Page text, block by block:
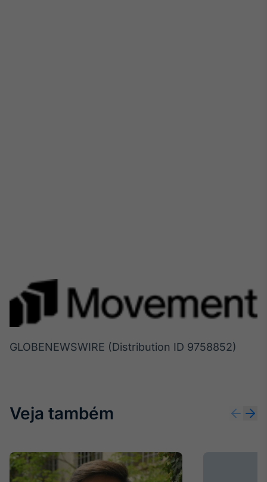
GLOBENEWSWIRE (Distribution ID 9758852)
Veja também